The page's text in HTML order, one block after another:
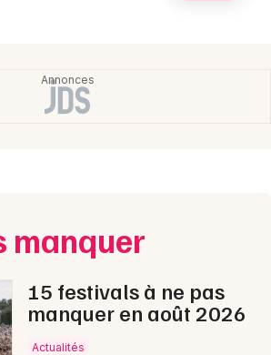
manquer
15 festivals à ne pas
manquer en août 2026
Actualités